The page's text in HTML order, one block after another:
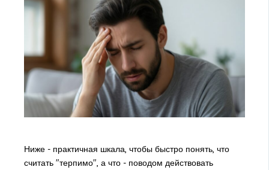
Ниже - практичная шкала, чтобы быстро понять, что
считать "терпимо", а что - поводом действовать